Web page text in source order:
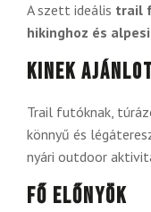
A szett ideális trail
hikinghoz és
Kinek
Trail futóknak,
könnyű és
nyári outdoor
Fő előnyök